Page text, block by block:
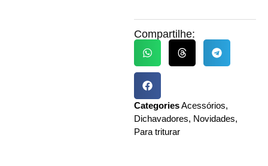
Compartilhe:
CategoriesAcessórios,
Dichavadores, Novidades,
Para triturar